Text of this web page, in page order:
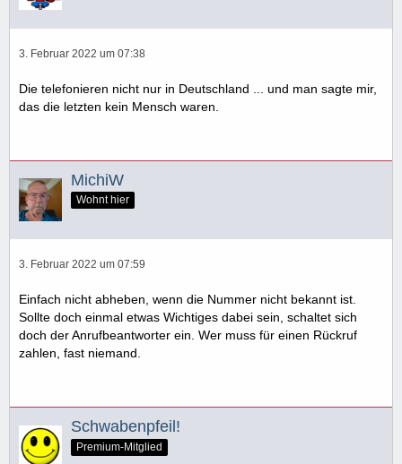
3. Februar 2022 um 07:38
Die telefonieren nicht nur in Deutschland ... und man sagte mir,
das die letzten kein Mensch waren.
MichiW
Wohnt hier
3. Februar 2022 um 07:59
Einfach nicht abheben, wenn die Nummer nicht bekannt ist.
Sollte doch einmal etwas Wichtiges dabei sein, schaltet sich
doch der Anrufbeantworter ein. Wer muss für einen Rückruf
zahlen, fast niemand.
Schwabenpfeil!
Premium-Mitglied